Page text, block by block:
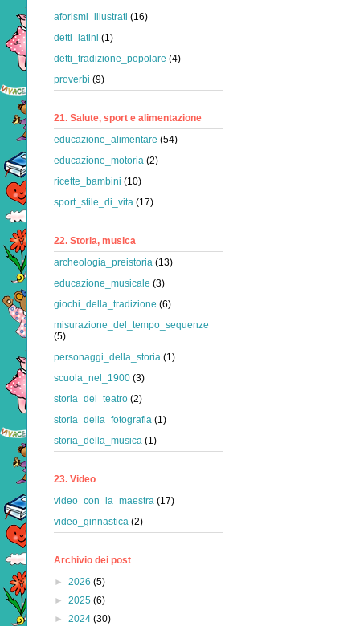
aforismi_illustrati (16)
detti_latini (1)
detti_tradizione_popolare (4)
proverbi (9)
21. Salute, sport e alimentazione
educazione_alimentare (54)
educazione_motoria (2)
ricette_bambini (10)
sport_stile_di_vita (17)
22. Storia, musica
archeologia_preistoria (13)
educazione_musicale (3)
giochi_della_tradizione (6)
misurazione_del_tempo_sequenze
(5)
personaggi_della_storia (1)
scuola_nel_1900 (3)
storia_del_teatro (2)
storia_della_fotografia (1)
storia_della_musica (1)
23. Video
video_con_la_maestra (17)
video_ginnastica (2)
Archivio dei post
► 2026 (5)
► 2025 (6)
► 2024 (30)